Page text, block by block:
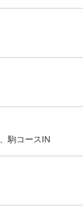
駒コースIN